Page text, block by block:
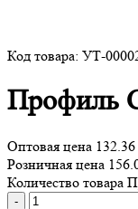
Код товара: УТ-
Профиль
Оптовая цена
Розничная цена
Количество товара
-